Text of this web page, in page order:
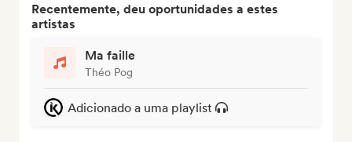
Recentemente, deu oportunidades a estes
artistas
Ma faille
Théo Pog
Adicionado a uma playlist